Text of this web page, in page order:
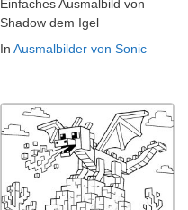
Einfaches Ausmalbild von
Shadow dem Igel
In Ausmalbilder von Sonic